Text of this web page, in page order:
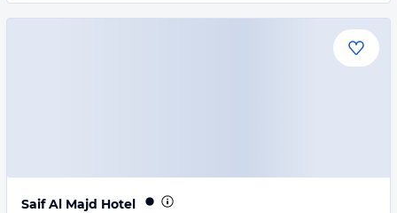
Saif Al Majd Hotel